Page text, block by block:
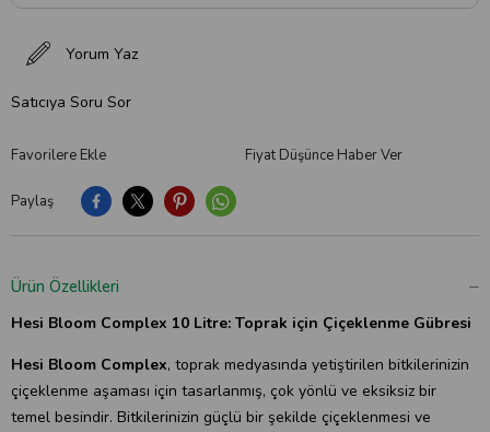
Paylaş
Favorilere Ekle Fiyat Düşünce Haber Ver
Yorum Yaz
Satıcıya Soru Sor
Ürün Özellikleri
Hesi Bloom Complex 10 Litre: Toprak için Çiçeklenme Gübresi
Hesi Bloom Complex, toprak medyasında yetiştirilen bitkilerinizin
çiçeklenme aşaması için tasarlanmış, çok yönlü ve eksiksiz bir
temel besindir. Bitkilerinizin güçlü bir şekilde çiçeklenmesi ve